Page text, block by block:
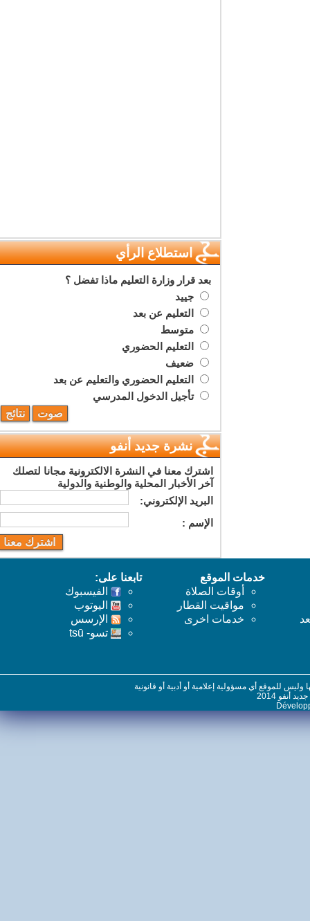
استطلاع الرأي
بعد قرار وزارة التعليم ماذا تفضل ؟
جييد
التعليم عن بعد
متوسط
التعليم الحضوري
ضعيف
التعليم الحضوري والتعليم عن بعد
تأجيل الدخول المدرسي
نشرة جديد أنفو
اشترك معنا في النشرة الالكترونية مجانا لتصلك
آخر الأخبار المحلية والوطنية والدولية
البريد اﻹلكتروني:
اﻹسم :
خدمات الموقع
أوقات الصلاة
مواقيت القطار
خدمات اخرى
تابعنا على:
الفيسبوك
اليوتوب
اﻹرسس
تسو- tsū
للموقع أي مسؤولية إعلامية أو أدبية أو قانونية
2014